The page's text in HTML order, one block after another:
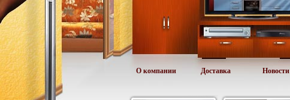
О компании Доставка Новости